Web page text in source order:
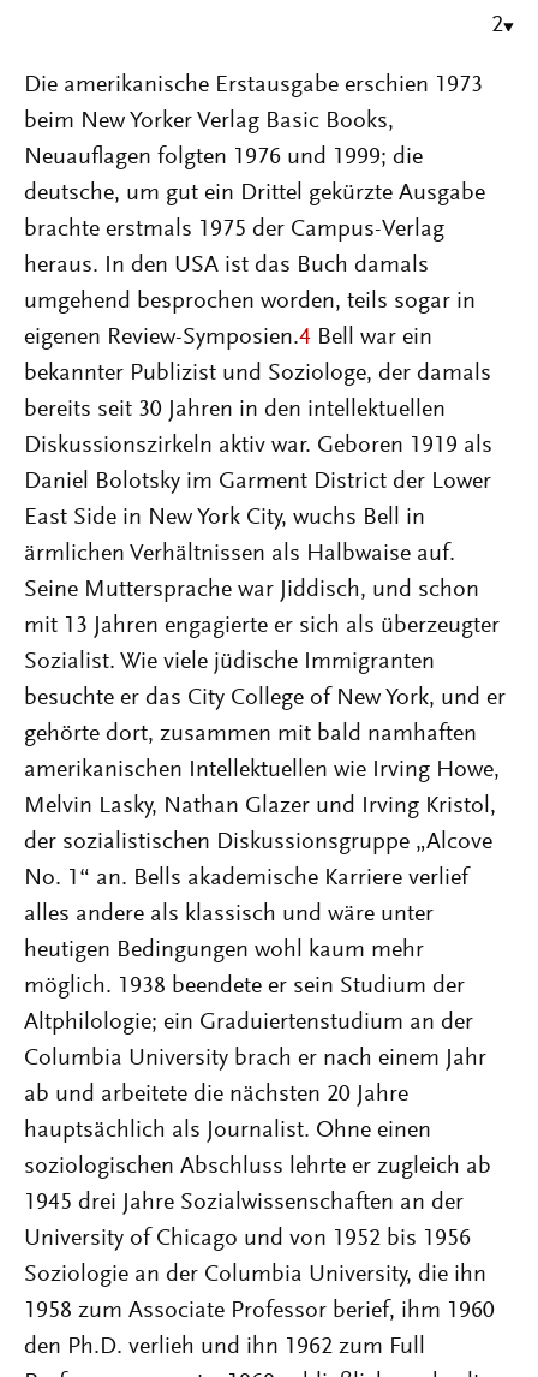
2
Die amerikanische Erstausgabe erschien 1973
beim New Yorker Verlag Basic Books,
Neuauflagen folgten 1976 und 1999; die
deutsche, um gut ein Drittel gekürzte Ausgabe
brachte erstmals 1975 der Campus-Verlag
heraus. In den USA ist das Buch damals
umgehend besprochen worden, teils sogar in
eigenen Review-Symposien.4 Bell war ein
bekannter Publizist und Soziologe, der damals
bereits seit 30 Jahren in den intellektuellen
Diskussionszirkeln aktiv war. Geboren 1919 als
Daniel Bolotsky im Garment District der Lower
East Side in New York City, wuchs Bell in
ärmlichen Verhältnissen als Halbwaise auf.
Seine Muttersprache war Jiddisch, und schon
mit 13 Jahren engagierte er sich als überzeugter
Sozialist. Wie viele jüdische Immigranten
besuchte er das City College of New York, und er
gehörte dort, zusammen mit bald namhaften
amerikanischen Intellektuellen wie Irving Howe,
Melvin Lasky, Nathan Glazer und Irving Kristol,
der sozialistischen Diskussionsgruppe „Alcove
No. 1“ an. Bells akademische Karriere verlief
alles andere als klassisch und wäre unter
heutigen Bedingungen wohl kaum mehr
möglich. 1938 beendete er sein Studium der
Altphilologie; ein Graduiertenstudium an der
Columbia University brach er nach einem Jahr
ab und arbeitete die nächsten 20 Jahre
hauptsächlich als Journalist. Ohne einen
soziologischen Abschluss lehrte er zugleich ab
1945 drei Jahre Sozialwissenschaften an der
University of Chicago und von 1952 bis 1956
Soziologie an der Columbia University, die ihn
1958 zum Associate Professor berief, ihm 1960
den Ph.D. verlieh und ihn 1962 zum Full